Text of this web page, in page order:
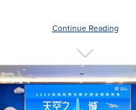
Continue Reading